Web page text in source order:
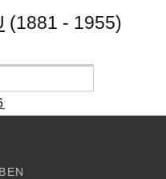
(1881 - 1955)